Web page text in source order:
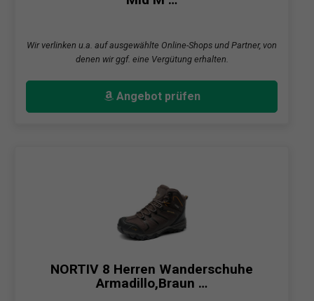
Wir verlinken u.a. auf ausgewählte Online-Shops und Partner, von
denen wir ggf. eine Vergütung erhalten.
Angebot prüfen
NORTIV 8 Herren Wanderschuhe
Armadillo,Braun …